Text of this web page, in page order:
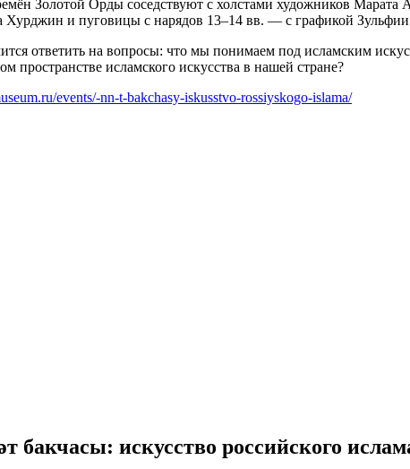
Золотой Орды соседствуют с холстами художников
Хурджин и пуговицы с нарядов 13–14 вв. — с графикой
ответить на вопросы: что мы понимаем под исламским
пространстве исламского искусства в нашей стране?
events/-nn-t-bakchasy-iskusstvo-rossiyskogo-islama/
искусство российского